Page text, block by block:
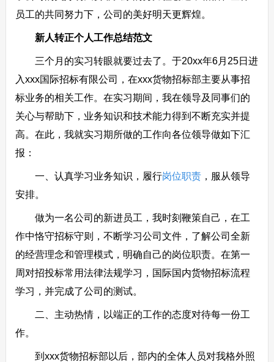
员工的共同努力下，公司的美好明天更辉煌。
新人转正个人工作总结范文
三个月的实习转眼就要过去了。于20xx年6月25日进
入xxx国际招标有限公司，在xxx货物招标部主要从事招
标业务的相关工作。在实习期间，我在领导及同事们的
关心与帮助下，业务知识和技术能力得到不断充实并提
高。在此，我就实习期所做的工作向各位领导做如下汇
报：
一、认真学习业务知识，履行岗位职责，服从领导
安排。
做为一名公司的新进员工，我时刻鞭策自己，在工
作中恪守招标守则，不断学习公司文件，了解公司全新
的经营理念和管理模式，明确自己的岗位职责。在第一
周对招投标常用法律法规学习，国际国内货物招标流程
学习，并完成了公司的测试。
二、主动热情，以端正的工作的态度对待每一份工
作。
到xxx货物招标部以后，部内的全体人员对我格外照